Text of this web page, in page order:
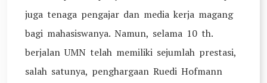
juga tenaga pengajar dan media kerja magang
bagi mahasiswanya. Namun, selama 10 th.
berjalan UMN telah memiliki sejumlah prestasi,
salah satunya, penghargaan Ruedi Hofmann